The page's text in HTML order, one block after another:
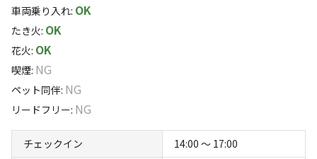
車両乗り入れ: OK
たき火: OK
花火: OK
喫煙: NG
ペット同伴: NG
リードフリー: NG
チェックイン
14:00 〜 17:00
#アスレチック・遊具
#カップルにおすすめ
#手ぶらキャンプ
#グループにおすすめ
#レンタルあり
#携帯電波あり
クチコミ